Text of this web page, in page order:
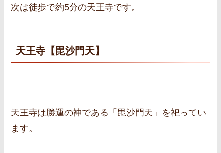
次は徒歩で約5分の天王寺です。
天王寺【毘沙門天】
天王寺は勝運の神である「毘沙門天」を祀ってい
ます。